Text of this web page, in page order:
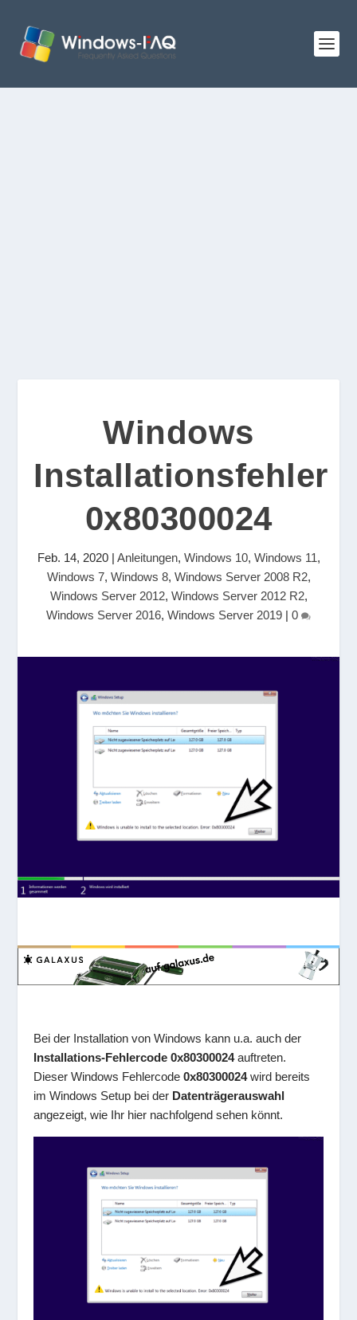
Windows
Installationsfehler
0x80300024
Feb. 14, 2020| Anleitungen, Windows 10, Windows 11,
Windows 7, Windows 8, Windows Server 2008 R2,
Windows Server 2012, Windows Server 2012 R2,
Windows Server 2016, Windows Server 2019 | 0
Bei der Installation von Windows kann u.a. auch der
Installations-Fehlercode 0x80300024auftreten.
Dieser Windows Fehlercode0x80300024wird bereits
im Windows Setup bei der Datenträgerauswahl
angezeigt, wie Ihr hier nachfolgend sehen könnt.